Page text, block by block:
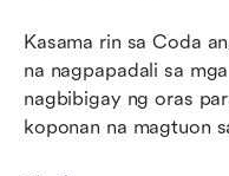
Kasama rin sa Coda
na nagpapadali sa
nagbibigay ng oras
koponan na magtuon